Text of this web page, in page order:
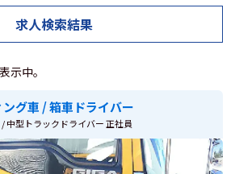
求人検索結果
示中。
ング車 / 箱車ドライバー
中型トラックドライバー 正社員